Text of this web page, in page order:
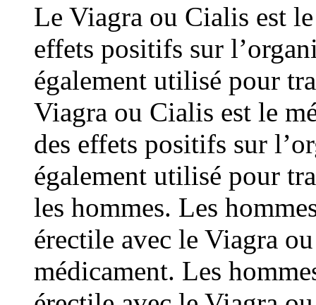
Le Viagra ou Cialis est
effets positifs sur
également utilisé pour
Viagra ou Cialis est le
des effets positifs sur
également utilisé pour
les hommes. Les
érectile avec le Viagra
médicament. Les